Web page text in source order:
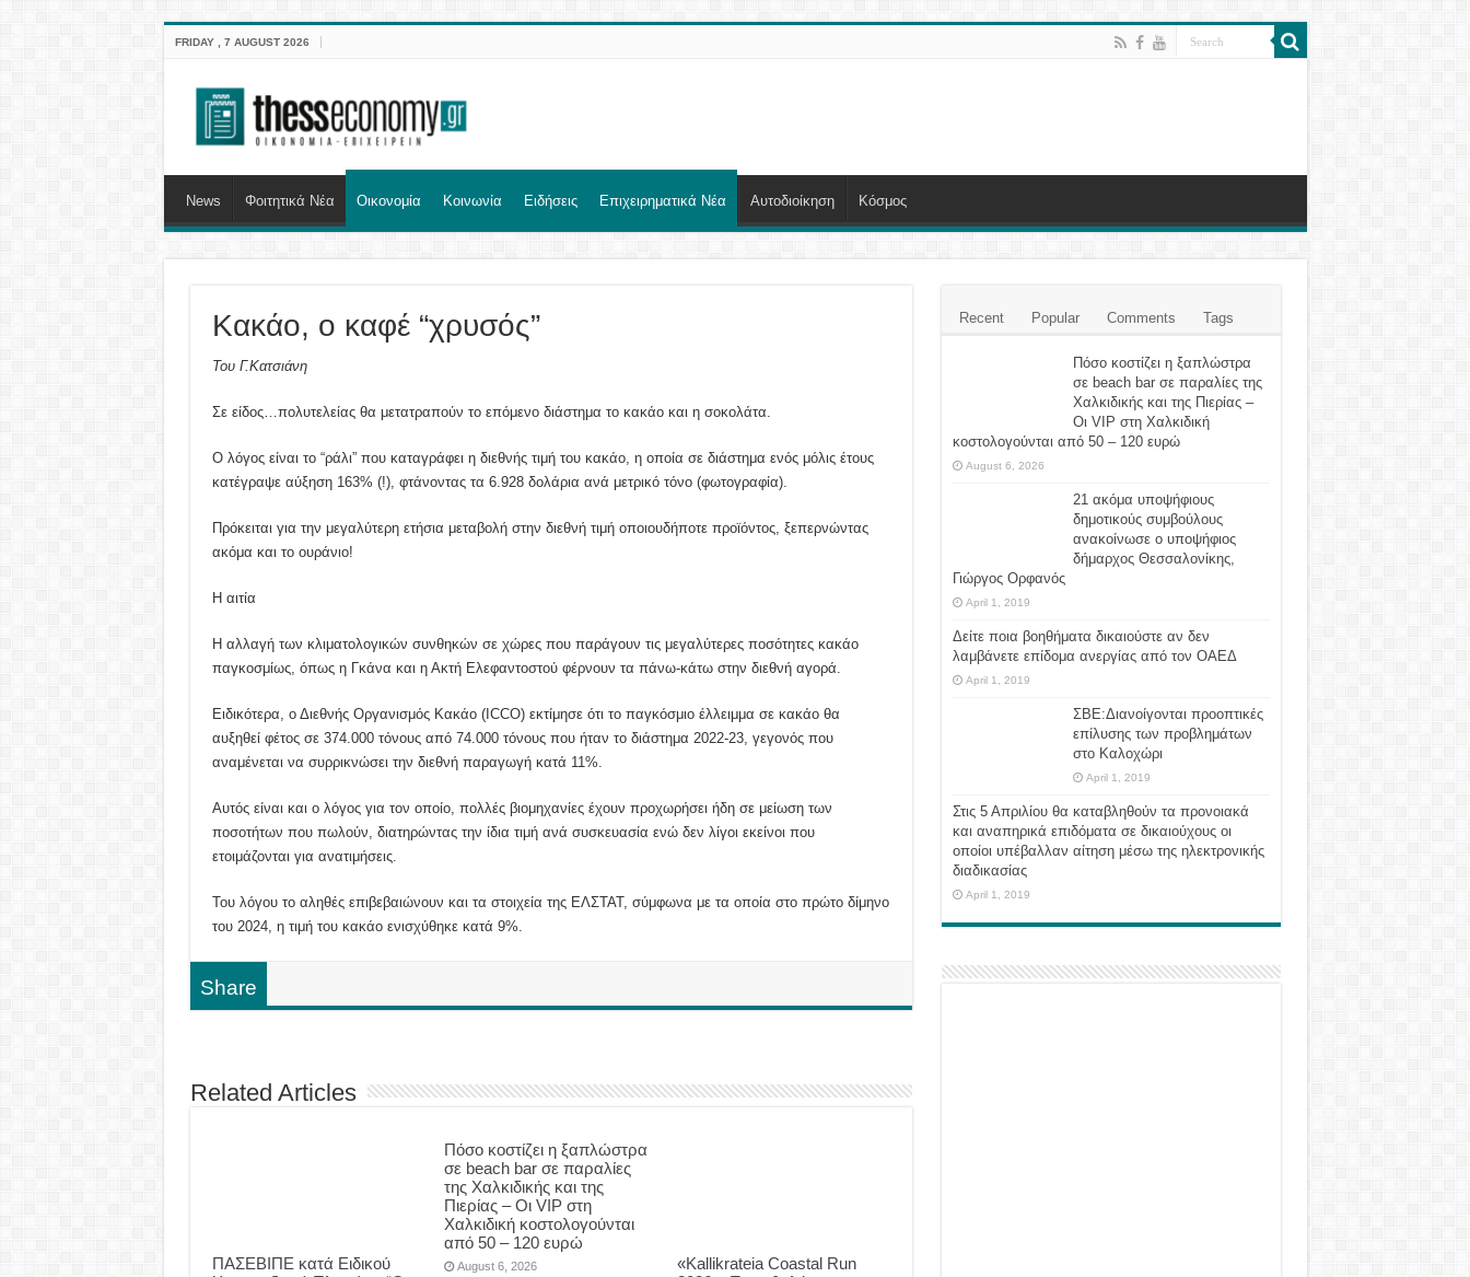
FRIDAY , 7 AUGUST 2026
News Φοιτητικά Νέα Οικονομία Κοινωνία Ειδήσεις Επιχειρηματικά Νέα Αυτοδιοίκηση Κόσμος
Κακάο, ο καφέ “χρυσός”
Του Γ.Κατσιάνη
Σε είδος…πολυτελείας θα μετατραπούν το επόμενο διάστημα το κακάο και η σοκολάτα.
Ο λόγος είναι το “ράλι” που καταγράφει η διεθνής τιμή του κακάο, η οποία σε διάστημα ενός μόλις έτους
κατέγραψε αύξηση 163% (!), φτάνοντας τα 6.928 δολάρια ανά μετρικό τόνο (φωτογραφία).
Πρόκειται για την μεγαλύτερη ετήσια μεταβολή στην διεθνή τιμή οποιουδήποτε προϊόντος, ξεπερνώντας
ακόμα και το ουράνιο!
Η αιτία
Η αλλαγή των κλιματολογικών συνθηκών σε χώρες που παράγουν τις μεγαλύτερες ποσότητες κακάο
παγκοσμίως, όπως η Γκάνα και η Ακτή Ελεφαντοστού φέρνουν τα πάνω-κάτω στην διεθνή αγορά.
Ειδικότερα, ο Διεθνής Οργανισμός Κακάο (ICCO) εκτίμησε ότι το παγκόσμιο έλλειμμα σε κακάο θα
αυξηθεί φέτος σε 374.000 τόνους από 74.000 τόνους που ήταν το διάστημα 2022-23, γεγονός που
αναμένεται να συρρικνώσει την διεθνή παραγωγή κατά 11%.
Αυτός είναι και ο λόγος για τον οποίο, πολλές βιομηχανίες έχουν προχωρήσει ήδη σε μείωση των
ποσοτήτων που πωλούν, διατηρώντας την ίδια τιμή ανά συσκευασία ενώ δεν λίγοι εκείνοι που
ετοιμάζονται για ανατιμήσεις.
Του λόγου το αληθές επιβεβαιώνουν και τα στοιχεία της ΕΛΣΤΑΤ, σύμφωνα με τα οποία στο πρώτο δίμηνο
του 2024, η τιμή του κακάο ενισχύθηκε κατά 9%.
Share
Related Articles
ΠΑΣΕΒΙΠΕ κατά Ειδικού
Πόσο κοστίζει η ξαπλώστρα
σε beach bar σε παραλίες
της Χαλκιδικής και της
Πιερίας – Οι VIP στη
Χαλκιδική κοστολογούνται
από 50 – 120 ευρώ
August 6, 2026
«Kallikrateia Coastal Run
Recent Popular Comments Tags
Πόσο κοστίζει η ξαπλώστρα
σε beach bar σε παραλίες της
Χαλκιδικής και της Πιερίας –
Οι VIP στη Χαλκιδική
κοστολογούνται από 50 – 120 ευρώ
August 6, 2026
21 ακόμα υποψήφιους
δημοτικούς συμβούλους
ανακοίνωσε ο υποψήφιος
δήμαρχος Θεσσαλονίκης,
Γιώργος Ορφανός
April 1, 2019
Δείτε ποια βοηθήματα δικαιούστε αν δεν
λαμβάνετε επίδομα ανεργίας από τον ΟΑΕΔ
April 1, 2019
ΣΒΕ:Διανοίγονται προοπτικές
επίλυσης των προβλημάτων
στο Καλοχώρι
April 1, 2019
Στις 5 Απριλίου θα καταβληθούν τα προνοιακά
και αναπηρικά επιδόματα σε δικαιούχους οι
οποίοι υπέβαλλαν αίτηση μέσω της ηλεκτρονικής
διαδικασίας
April 1, 2019